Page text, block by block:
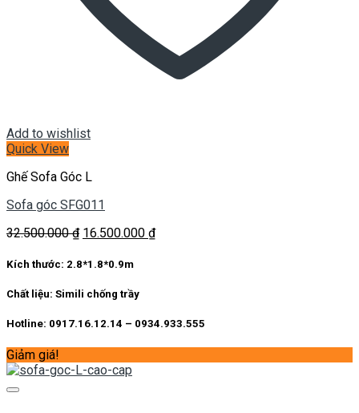
Add to wishlist
Quick View
Ghế Sofa Góc L
Sofa góc SFG011
32.500.000₫ Giá
là:
16.500.000 ₫Giá
Kích thước: 2.8*1.8*0.9m
Chất liệu: Simili chống trầy
Hotline: 0917.16.12.14 – 0934.933.555
Giảm giá!